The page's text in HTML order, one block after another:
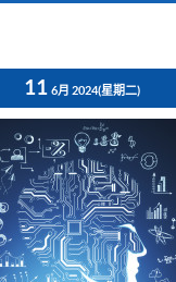
11 6月 2024(星期二)